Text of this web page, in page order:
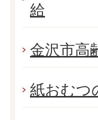
給
金沢市高
紙おむつ